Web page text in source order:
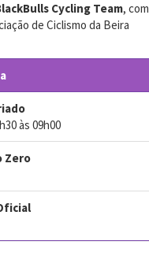
Cycling Team, com
de Ciclismo da Beira
às 09h00
Zero